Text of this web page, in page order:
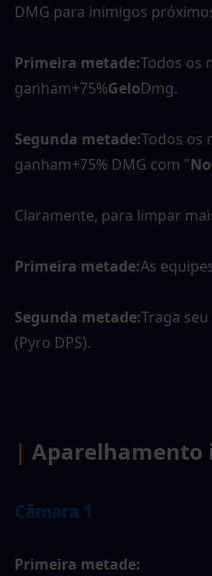
DMG para inimigos
Primeira metade:Todos os
ganham+75%GeloDmg.
Segunda metade:Todos os
ganham+75% DMG com "
Claramente, para limpar
Primeira metade:As
Segunda metade:Traga
(Pyro DPS).
| Aparelhamento
Câmara 1
Primeira metade: